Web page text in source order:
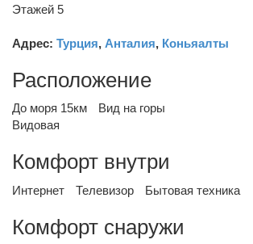
Этажей 5
Адрес: Турция, Анталия, Коньяалты
Расположение
До моря 15км
Вид на горы
Видовая
Комфорт внутри
Интернет Телевизор Бытовая техника
Комфорт снаружи